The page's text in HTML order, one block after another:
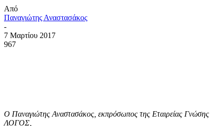
Από
Παναγιώτης Αναστασάκος
-
7 Μαρτίου 2017
967
Ο Παναγιώτης Αναστασάκος, εκπρόσωπος της Εταιρείας Γνώσης
ΛΟΓΟΣ,